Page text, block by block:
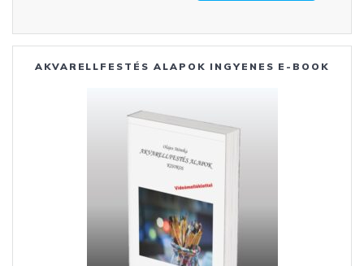
AKVARELLFESTÉS ALAPOK INGYENES E-BOOK